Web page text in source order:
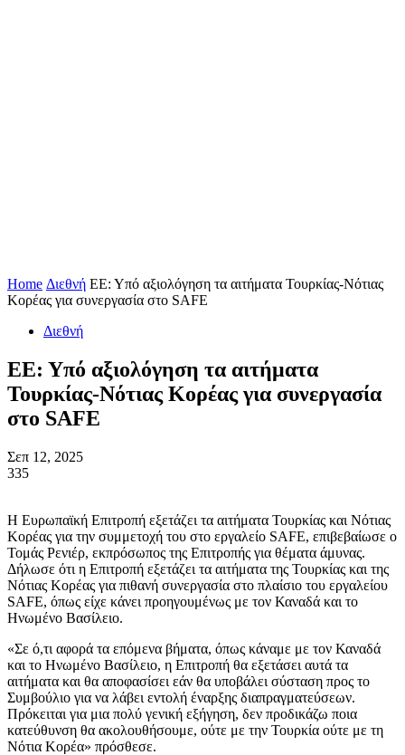
Home Διεθνή ΕΕ: Υπό αξιολόγηση τα αιτήματα Τουρκίας-Νότιας
Κορέας για συνεργασία στο SAFE
Διεθνή
ΕΕ: Υπό αξιολόγηση τα αιτήματα
Τουρκίας-Νότιας Κορέας για συνεργασία
στο SAFE
Σεπ 12, 2025
335
Η Ευρωπαϊκή Επιτροπή εξετάζει τα αιτήματα Τουρκίας και Νότιας
Κορέας για την συμμετοχή του στο εργαλείο SAFE, επιβεβαίωσε ο
Τομάς Ρενιέρ, εκπρόσωπος της Επιτροπής για θέματα άμυνας.
Δήλωσε ότι η Επιτροπή εξετάζει τα αιτήματα της Τουρκίας και της
Νότιας Κορέας για πιθανή συνεργασία στο πλαίσιο του εργαλείου
SAFE, όπως είχε κάνει προηγουμένως με τον Καναδά και το
Ηνωμένο Βασίλειο.
«Σε ό,τι αφορά τα επόμενα βήματα, όπως κάναμε με τον Καναδά
και το Ηνωμένο Βασίλειο, η Επιτροπή θα εξετάσει αυτά τα
αιτήματα και θα αποφασίσει εάν θα υποβάλει σύσταση προς το
Συμβούλιο για να λάβει εντολή έναρξης διαπραγματεύσεων.
Πρόκειται για μια πολύ γενική εξήγηση, δεν προδικάζω ποια
κατεύθυνση θα ακολουθήσουμε, ούτε με την Τουρκία ούτε με τη
Νότια Κορέα» πρόσθεσε.